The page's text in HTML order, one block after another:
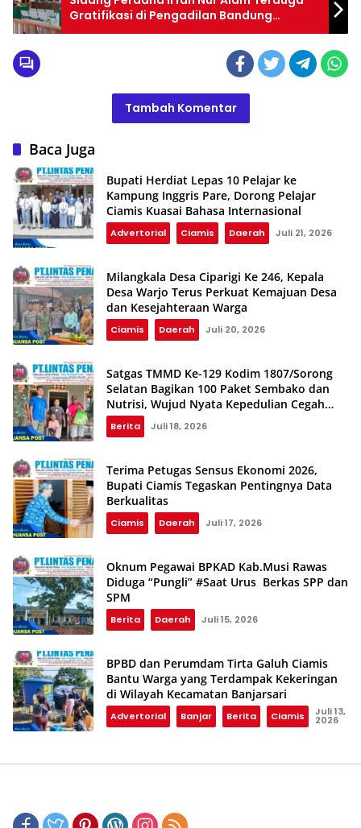
Gratifikasi di Pengadilan Bandung
Diundur
Tambah Komentar
Baca Juga
Bupati Herdiat Lepas 10 Pelajar ke
Kampung Inggris Pare, Dorong Pelajar
Ciamis Kuasai Bahasa Internasional
Advertorial Ciamis Daerah Juli 21, 2026
Milangkala Desa Ciparigi Ke 246, Kepala
Desa Warjo Terus Perkuat Kemajuan Desa
dan Kesejahteraan Warga
Ciamis Daerah Juli 20, 2026
Satgas TMMD Ke-129 Kodim 1807/Sorong
Selatan Bagikan 100 Paket Sembako dan
Nutrisi, Wujud Nyata Kepedulian Cegah
Stunting
Berita Juli 18, 2026
Terima Petugas Sensus Ekonomi 2026,
Bupati Ciamis Tegaskan Pentingnya Data
Berkualitas
Ciamis Daerah Juli 17, 2026
Oknum Pegawai BPKAD Kab.Musi Rawas
Diduga “Pungli” #Saat Urus Berkas SPP dan
SPM
Berita Daerah Juli 15, 2026
BPBD dan Perumdam Tirta Galuh Ciamis
Bantu Warga yang Terdampak Kekeringan
di Wilayah Kecamatan Banjarsari
Advertorial Banjar Berita Ciamis Juli 13,
2026